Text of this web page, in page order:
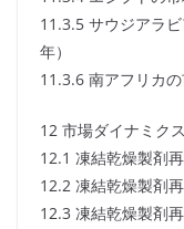
11.3.5 サウジアラ
年）
11.3.6 南アフリカ
12 市場ダイナミクス
12.1 凍結乾燥製剤
12.2 凍結乾燥製剤
12.3 凍結乾燥製剤